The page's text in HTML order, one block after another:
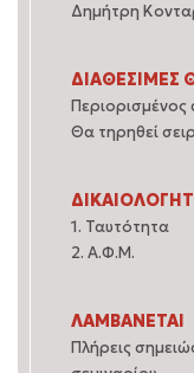
Δημήτρη
ΔΙΑΘΕΣΙΜΕΣ
Περιορισμένος
Θα τηρηθεί
1. Ταυτότητα
2. Α.Φ.Μ.
ΛΑΜΒΑΝΕΤΑΙ
Πλήρεις